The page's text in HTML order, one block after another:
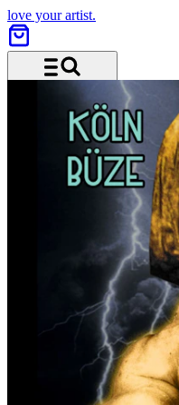
love your artist.
Menu and search